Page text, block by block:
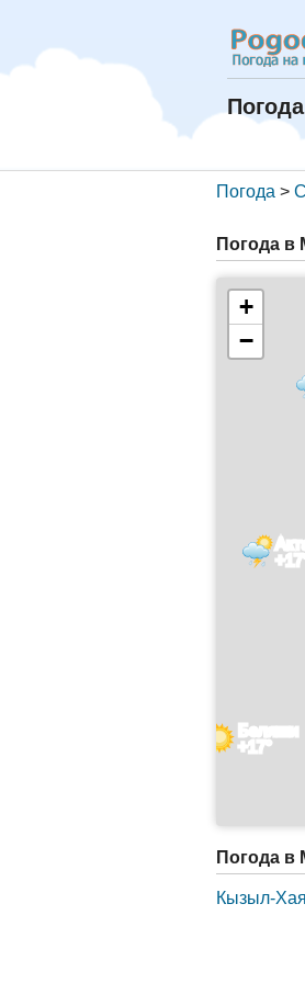
Погода >
Погода в
Беляши
+17°
+
−
Погода в
Кызыл-Хая